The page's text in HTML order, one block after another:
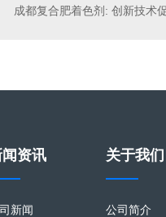
成都纤维素生产
成都复合肥着色剂: 创新技术
闻资讯
新闻
关于我们
公司简介